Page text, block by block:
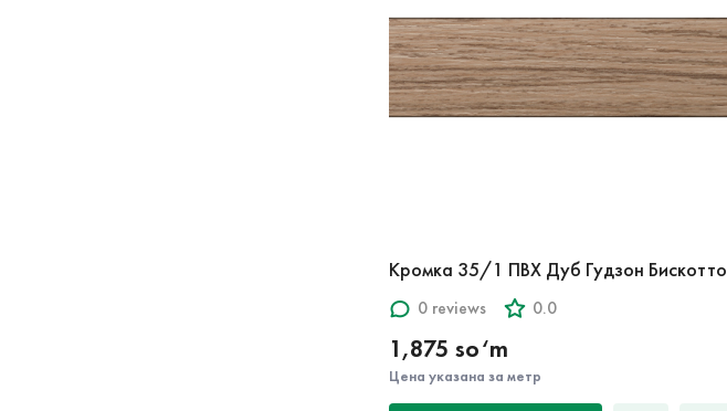
Кромка 35/1 ПВХ Дуб Гудзон Бискотто
0 reviews 0.0
1,875 so‘m
Цена указана за метр